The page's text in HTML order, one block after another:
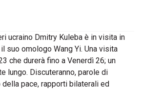
ucraino Dmitry Kuleba è in visita in
suo omologo Wang Yi. Una visita
che durerà fino a Venerdì 26; un
lungo. Discuteranno, parole di
pace, rapporti bilaterali ed